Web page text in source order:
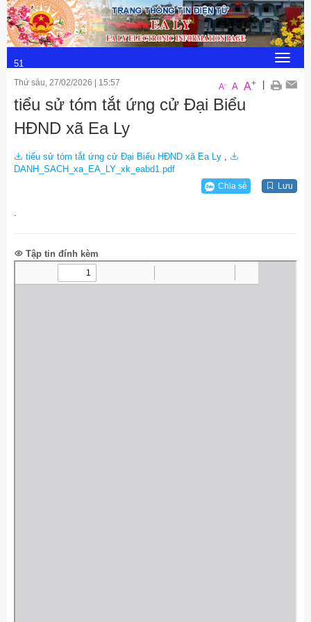
Thứ 5, 6/8/2026
18
:
51
:
14
Toggle
Thứ sáu, 27/02/2026 15:57 A- A A+
tiểu sử tóm tắt ứng cử Đại Biểu
HĐND xã Ea Ly
tiểu sử tóm tắt ứng cử Đại Biểu HĐND xã Ea Ly ,
DANH_SACH_xa_EA_LY_xk_eabd1.pdf
Chia sẻ Lưu
.
Tập tin đính kèm